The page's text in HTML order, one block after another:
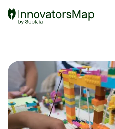
Scolaia Logo - Visit Homepage